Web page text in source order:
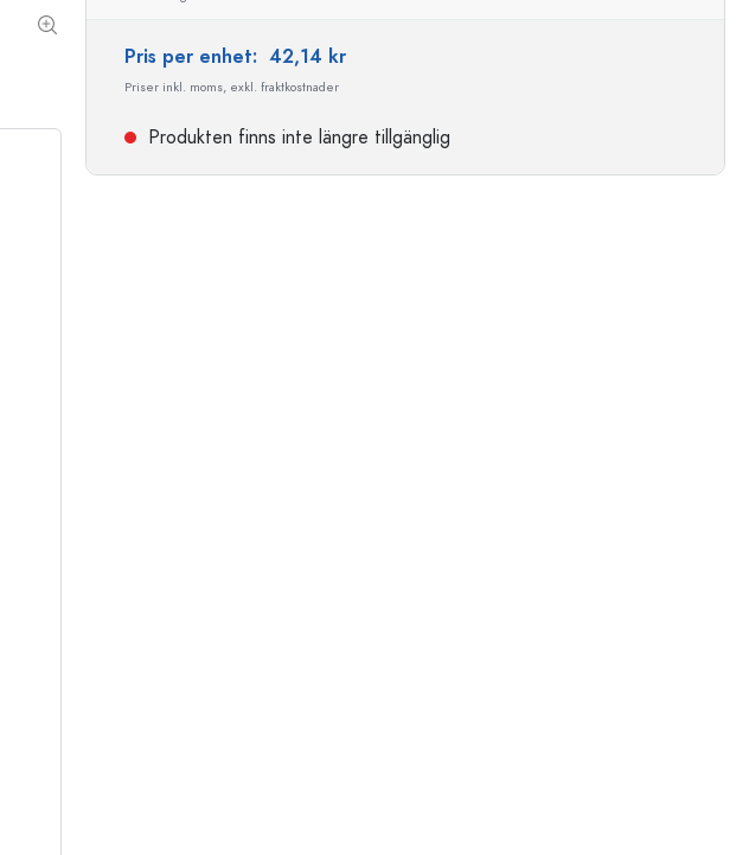
Pris per enhet: 42,14 kr
Priser inkl. moms, exkl. fraktkostnader
Produkten finns inte längre tillgänglig